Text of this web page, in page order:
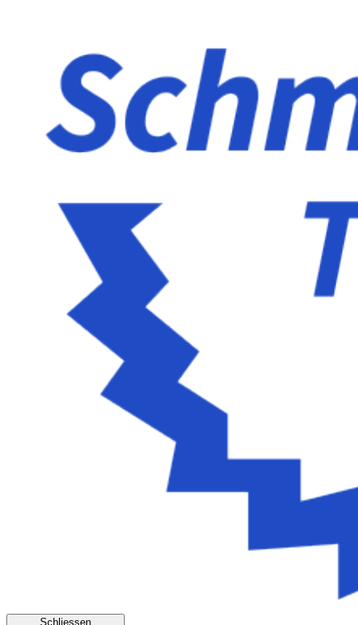
Schliessen